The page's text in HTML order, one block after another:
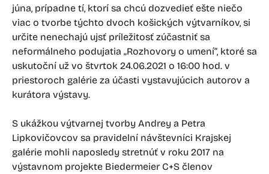
júna, prípadne tí, ktorí sa chcú dozvedieť ešte niečo
viac o tvorbe týchto dvoch košických výtvarníkov, si
určite nenechajú ujsť príležitosť zúčastniť sa
neformálneho podujatia „Rozhovory o umení“, ktoré sa
uskutoční už vo štvrtok 24.06.2021 o 16:00 hod. v
priestoroch galérie za účasti vystavujúcich autorov a
kurátora výstavy.
S ukážkou výtvarnej tvorby Andrey a Petra
Lipkovičovcov sa pravidelní návštevníci Krajskej
galérie mohli naposledy stretnúť v roku 2017 na
výstavnom projekte Biedermeier C+S členov